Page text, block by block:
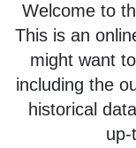
Welcome to
This is an
might want
including the
historical
up-